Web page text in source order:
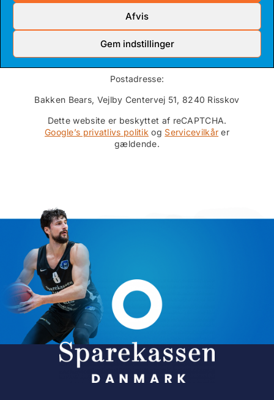
Afvis
Gem indstillinger
Postadresse:
Bakken Bears, Vejlby Centervej 51, 8240 Risskov
Dette website er beskyttet af reCAPTCHA.
Google’s privatlivs politik og Servicevilkår er
gældende.